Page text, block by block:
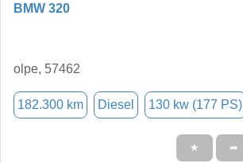
BMW 320
olpe, 57462
182.300 km Diesel 130 kw (177 PS)
★ ➦